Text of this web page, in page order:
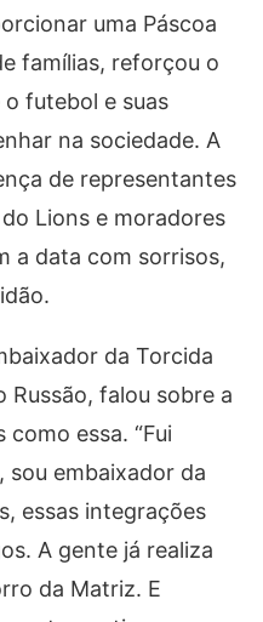
uma Páscoa
famílias, reforçou o
futebol e suas
na sociedade. A
de representantes
Lions e moradores
a data com sorrisos,
da Torcida
Russão, falou sobre a
essa. “Fui
sou embaixador da
essas integrações
A gente já realiza
da Matriz. E